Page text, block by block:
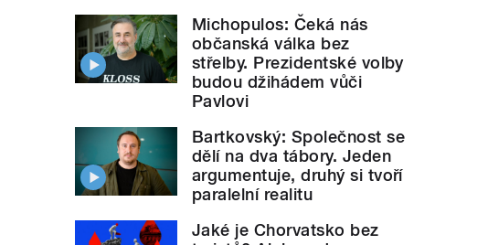
Michopulos: Čeká nás
občanská válka bez
střelby. Prezidentské volby
budou džihádem vůči
Pavlovi
Bartkovský: Společnost se
dělí na dva tábory. Jeden
argumentuje, druhý si tvoří
paralelní realitu
Jaké je Chorvatsko bez